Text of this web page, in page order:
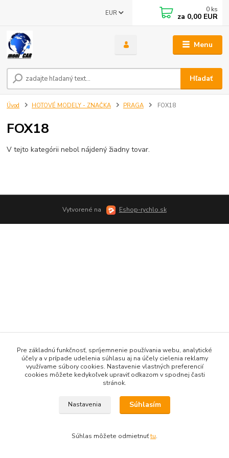
Menu
EUR
Hľadať
0 ks
za 0,00 EUR
Úvod HOTOVÉ MODELY - ZNAČKA PRAGA FOX18
FOX18
V tejto kategórii nebol nájdený žiadny tovar.
Vytvorené na Eshop-rychlo.sk
Pre základnú funkčnosť, spríjemnenie používania webu, analytické
účely a v prípade udelenia súhlasu aj na účely cielenia reklamy
využívame súbory cookies. Nastavenie vlastných preferencií
cookies môžete kedykoľvek upraviť odkazom v spodnej časti
stránok.
Nastavenia Súhlasím
Súhlas môžete odmietnuťtu.